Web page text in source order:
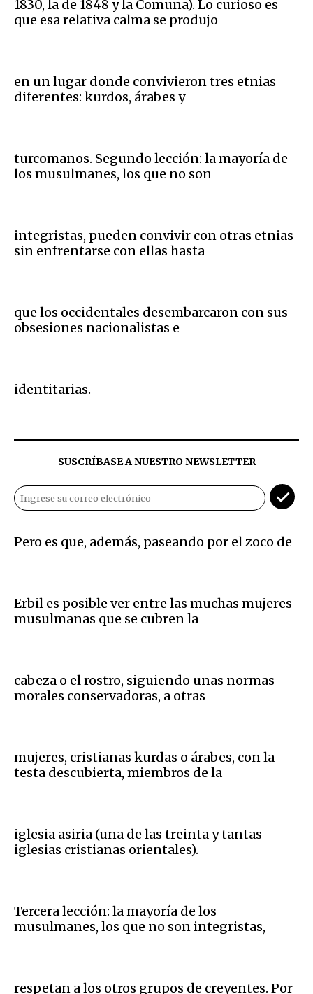
1830, la de 1848 y la Comuna). Lo curioso es
que esa relativa calma se produjo
en un lugar donde convivieron tres etnias
diferentes: kurdos, árabes y
turcomanos. Segundo lección: la mayoría de
los musulmanes, los que no son
integristas, pueden convivir con otras etnias
sin enfrentarse con ellas hasta
que los occidentales desembarcaron con sus
obsesiones nacionalistas e
identitarias.
SUSCRÍBASE A NUESTRO NEWSLETTER
Pero es que, además, paseando por el zoco de
Erbil es posible ver entre las muchas mujeres
musulmanas que se cubren la
cabeza o el rostro, siguiendo unas normas
morales conservadoras, a otras
mujeres, cristianas kurdas o árabes, con la
testa descubierta, miembros de la
iglesia asiria (una de las treinta y tantas
iglesias cristianas orientales).
Tercera lección: la mayoría de los
musulmanes, los que no son integristas,
respetan a los otros grupos de creyentes. Por